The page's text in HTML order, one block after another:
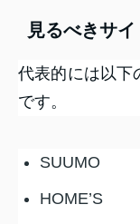
見るべきサイ
代表的には以下
です。
SUUMO
HOME’S